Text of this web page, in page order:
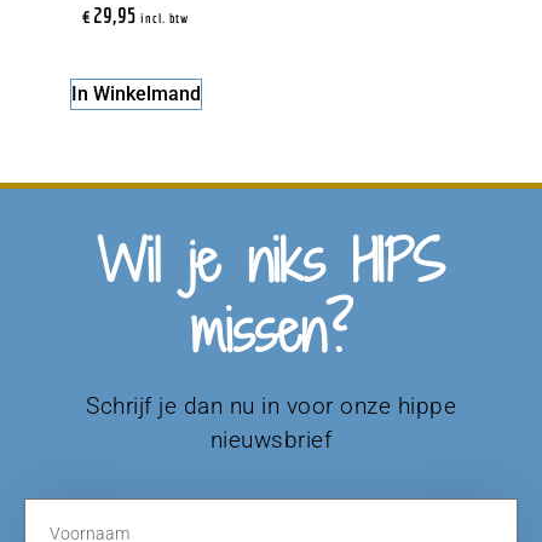
€29,95 incl. btw
In Winkelmand
Wil je niks HIPS
missen?
Schrijf je dan nu in voor onze hippe
nieuwsbrief